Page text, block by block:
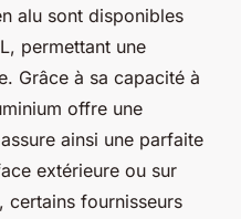
alu sont disponibles
permettant une
Grâce à sa capacité à
offre une
ainsi une parfaite
extérieure ou sur
certains fournisseurs